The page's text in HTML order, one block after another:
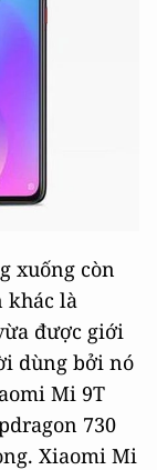
xuống còn
khác là
được giới
dùng bởi nó
Mi 9T
730
Xiaomi Mi